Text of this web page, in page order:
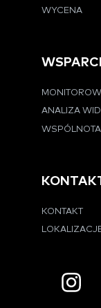
WYCENA
ANALIZA
WSPÓLNOTA
KONTAKT